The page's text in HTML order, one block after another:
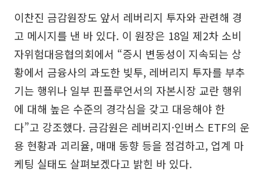
이찬진 금감원장도 앞서 레버리지 투자와 관련해 경
고 메시지를 낸 바 있다. 이 원장은 18일 제2차 소비
자위험대응협의회에서 “증시 변동성이 지속되는 상
황에서 금융사의 과도한 빚투, 레버리지 투자를 부추
기는 행위나 일부 핀플루언서의 자본시장 교란 행위
에 대해 높은 수준의 경각심을 갖고 대응해야 한
다”고 강조했다. 금감원은 레버리지·인버스 ETF의 운
용 현황과 괴리율, 매매 동향 등을 점검하고, 업계 마
케팅 실태도 살펴보겠다고 밝힌 바 있다.